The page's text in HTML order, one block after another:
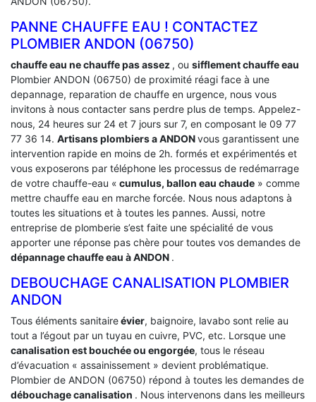
PANNE CHAUFFE EAU ! CONTACTEZ
PLOMBIER ANDON (06750)
chauffe eau ne chauffe pas assez , ou sifflement chauffe eau
Plombier ANDON (06750) de proximité réagi face à une
depannage, reparation de chauffe en urgence, nous vous
invitons à nous contacter sans perdre plus de temps. Appelez-
nous, 24 heures sur 24 et 7 jours sur 7, en composant le 09 77
77 36 14. Artisans plombiers a ANDONvous garantissent une
intervention rapide en moins de 2h. formés et expérimentés et
vous exposerons par téléphone les processus de redémarrage
de votre chauffe-eau « cumulus, ballon eau chaude » comme
mettre chauffe eau en marche forcée. Nous nous adaptons à
toutes les situations et à toutes les pannes. Aussi, notre
entreprise de plomberie s’est faite une spécialité de vous
apporter une réponse pas chère pour toutes vos demandes de
dépannage chauffe eau à ANDON .
DEBOUCHAGE CANALISATION PLOMBIER
ANDON
Tous éléments sanitaireévier, baignoire, lavabo sont relie au
tout a l’égout par un tuyau en cuivre, PVC, etc. Lorsque une
canalisation est bouchée ou engorgée, tous le réseau
d’évacuation « assainissement » devient problématique.
Plombier de ANDON (06750) répond à toutes les demandes de
débouchage canalisation . Nous intervenons dans les meilleurs